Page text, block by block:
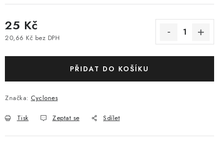
25 Kč
20,66 Kč bez DPH
PŘIDAT DO KOŠÍKU
Značka: Cyclones
Tisk Zeptat se Sdílet